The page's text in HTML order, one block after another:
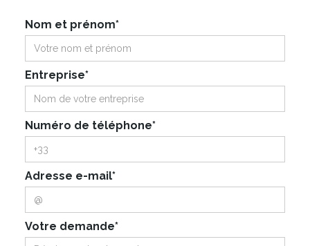
Nom et prénom*
Entreprise*
Numéro de téléphone*
Adresse e-mail*
Votre demande*